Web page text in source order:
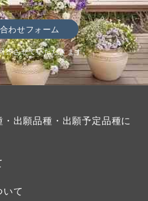
わせフォーム
答させていただきます。
出願品種・出願予定品種に
て